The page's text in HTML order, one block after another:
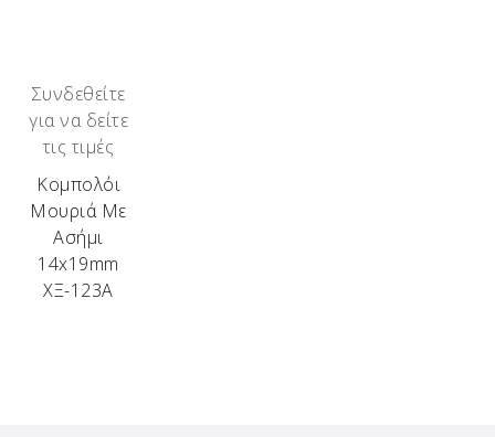
Συνδεθείτε
για να δείτε
τις τιμές
Κομπολόι
Μουριά Με
Ασήμι
14x19mm
ΧΞ-123Α